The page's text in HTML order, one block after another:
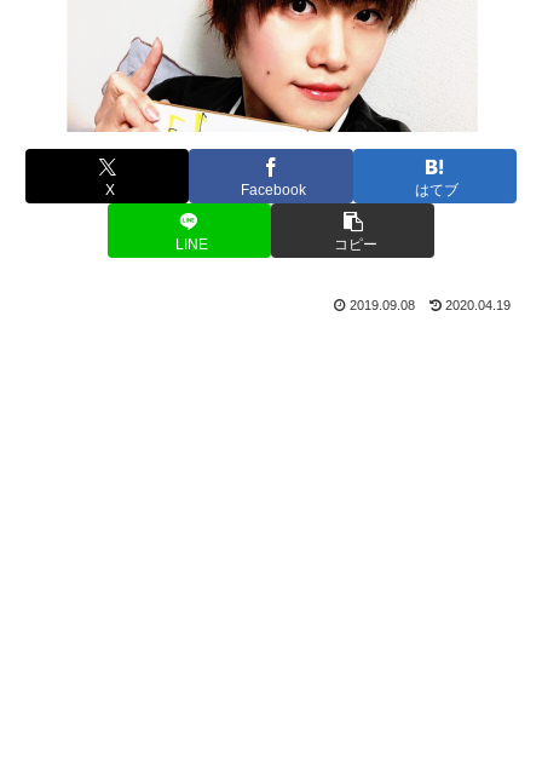
X Facebook はてブ
LINE コピー
2019.09.08 2020.04.19